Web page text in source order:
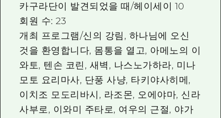
카구라단이 발견되었을 때/헤이세이 10
회원 수: 23
개최 프로그램/신의 강림, 하나님에 오신
것을 환영합니다, 몸통을 열고, 아메노의 이
와토, 텐손 코린, 새벽, 나스노가하라, 미나
모토 요리마사, 단풍 사냥, 타키야사히메,
이치조 모도리바시, 라조몬, 오에야마, 신라
사부로, 이와미 주타로, 여우의 근절, 야가